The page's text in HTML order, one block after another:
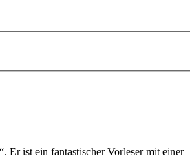
Er ist ein fantastischer Vorleser mit einer